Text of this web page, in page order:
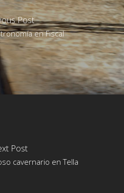
Post
en Fiscal
Post
cavernario en Tella